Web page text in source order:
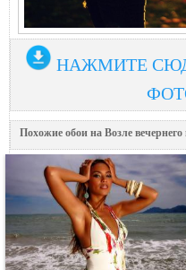
НАЖМИТЕ
Похожие обои на Возле вечернегo